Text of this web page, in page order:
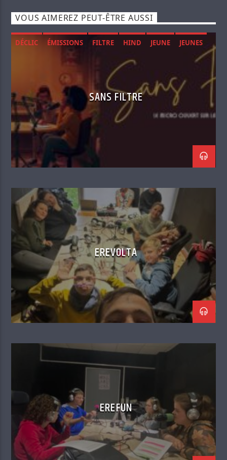
VOUS AIMEREZ PEUT-ÊTRE AUSSI
DÉCLIC ÉMISSIONS FILTRE HIND JEUNE
JEUNES
RADIO SOCIÉTÉ
SANS FILTRE
EREVOLTA
EREFUN